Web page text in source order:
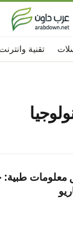
تقنية وانترنت
معلومات